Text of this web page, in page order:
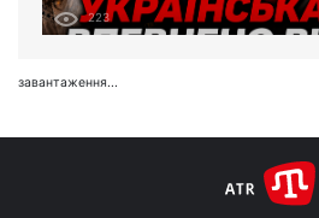
223
завантаження...